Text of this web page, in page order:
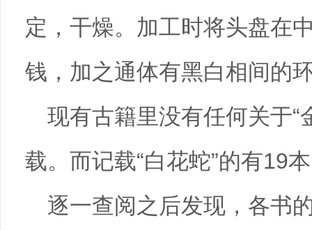
定，干燥。加工时将头盘在
钱，加之通体有黑白相间的
现有古籍里没有任何关于“
载。而记载“白花蛇”的有19
逐一查阅之后发现，各书